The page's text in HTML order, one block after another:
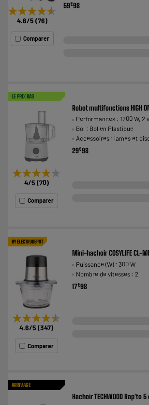
★★★★★
★★★★★
4.6/5 (76)
Comparer
59€98
LE PRIX BAS
★★★★★
★★★★★
4/5 (70)
Comparer
Robot multifonctions HIGH
Performances : 1200 W, 2
Bol : Bol en Plastique
Accessoires : lames et
29€98
BY ELECTRODEPOT
★★★★★
★★★★★
4.6/5 (347)
Comparer
Mini-hachoir COSYLIFE CL-
Puissance (W) : 300 W
Nombre de vitesses : 2
17€98
ARRIVAGE
Hachoir TECHWOOD Rap'to